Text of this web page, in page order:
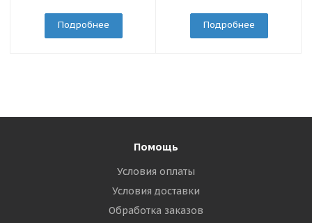
Подробнее Подробнее
Помощь
Условия оплаты
Условия доставки
Обработка заказов